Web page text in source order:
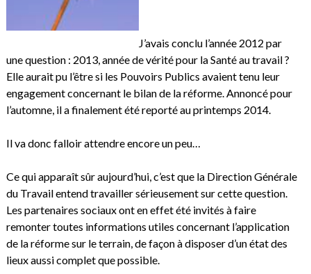
J’avais conclu l’année 2012 par
une question : 2013, année de vérité pour la Santé au travail ?
Elle aurait pu l’être si les Pouvoirs Publics avaient tenu leur
engagement concernant le bilan de la réforme. Annoncé pour
l’automne, il a finalement été reporté au printemps 2014.
Il va donc falloir attendre encore un peu…
Ce qui apparaît sûr aujourd’hui, c’est que la Direction Générale
du Travail entend travailler sérieusement sur cette question.
Les partenaires sociaux ont en effet été invités à faire
remonter toutes informations utiles concernant l’application
de la réforme sur le terrain, de façon à disposer d’un état des
lieux aussi complet que possible.